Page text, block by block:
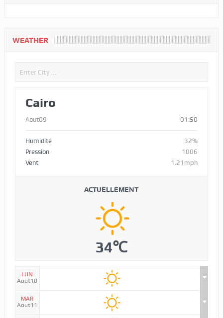
WEATHER
Cairo
Aout09 01:50
Humidité
32%
Pression
1006
Vent
1.21mph
ACTUELLEMENT
34℃
LUN
Aout10
MAR
Aout11